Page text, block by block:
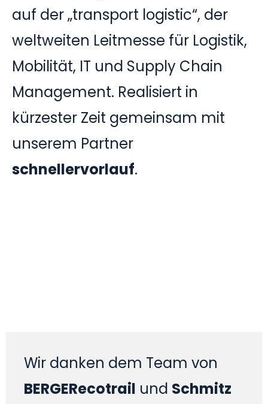
auf der „transport logistic“, der
weltweiten Leitmesse für Logistik,
Mobilität, IT und Supply Chain
Management. Realisiert in
kürzester Zeit gemeinsam mit
unserem Partner
schnellervorlauf.
Wir danken dem Team von
BERGERecotrail und Schmitz